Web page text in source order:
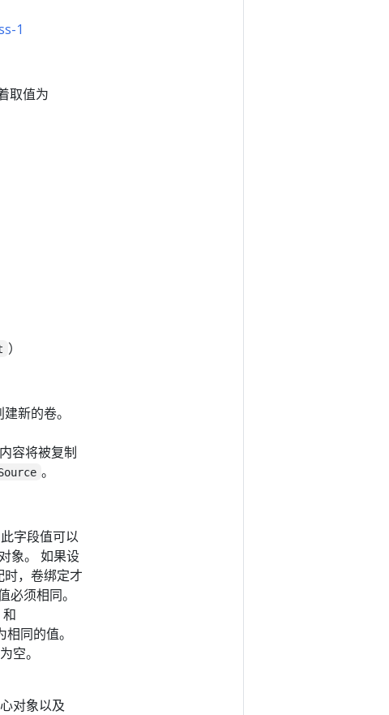
1
取值为
）
新的卷。
内容将被复制
。
字段值可以
象。 如果设
，卷绑定才
须相同。
和
同的值。
空。
对象以及